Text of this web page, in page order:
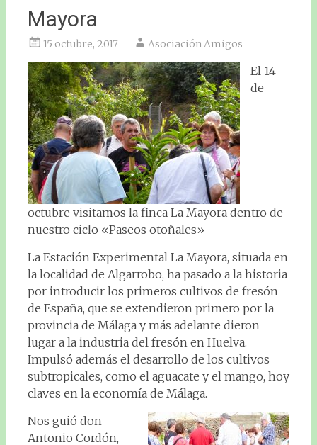
Mayora
15 octubre, 2017 Asociación Amigos
El 14
de
octubre visitamos la finca La Mayora dentro de
nuestro ciclo «Paseos otoñales»
La Estación Experimental La Mayora, situada en
la localidad de Algarrobo, ha pasado a la historia
por introducir los primeros cultivos de fresón
de España, que se extendieron primero por la
provincia de Málaga y más adelante dieron
lugar a la industria del fresón en Huelva.
Impulsó además el desarrollo de los cultivos
subtropicales, como el aguacate y el mango, hoy
claves en la economía de Málaga.
Nos guió don
Antonio Cordón,